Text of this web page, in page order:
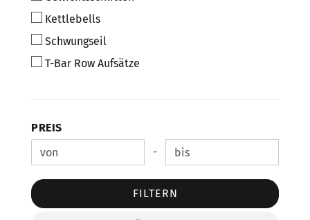
Kettlebells
Schwungseil
T-Bar Row Aufsätze
PREIS
PREIS
Preis bis
-
FILTERN